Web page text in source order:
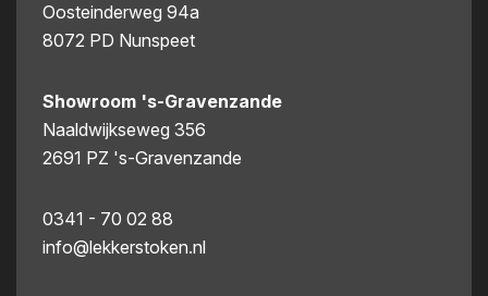
Oosteinderweg 94a
8072 PD Nunspeet
Showroom 's-Gravenzande
Naaldwijkseweg 356
2691 PZ 's-Gravenzande
0341 - 70 02 88
info@lekkerstoken.nl